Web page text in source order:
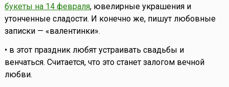
букеты на 14 февраля, ювелирные украшения и
утонченные сладости. И конечно же, пишут любовные
записки — «валентинки».
• в этот праздник любят устраивать свадьбы и
венчаться. Считается, что это станет залогом вечной
любви.